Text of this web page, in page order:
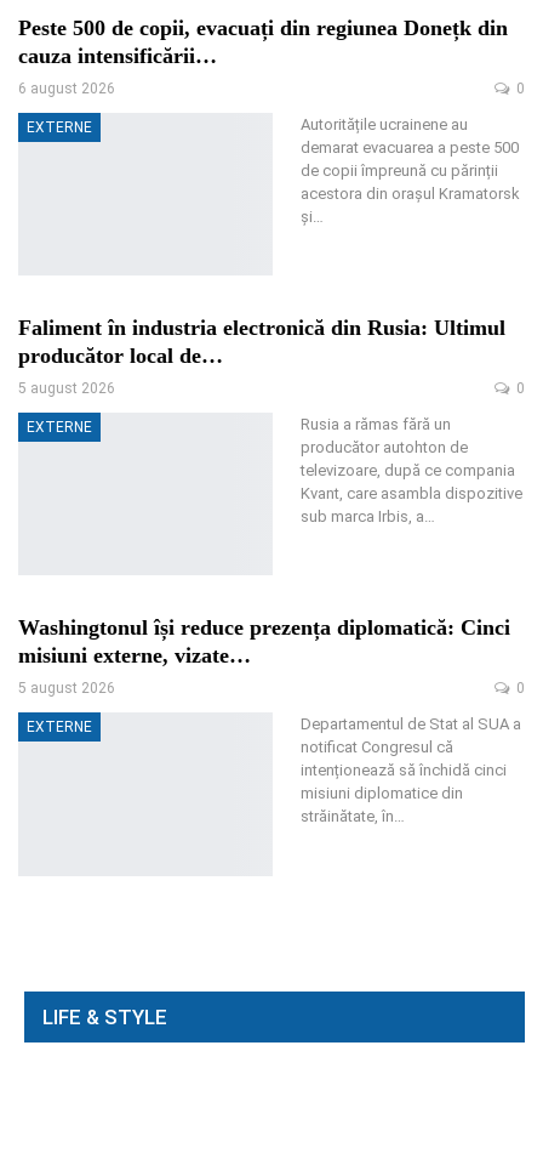
Peste 500 de copii, evacuați din regiunea Donețk din
cauza intensificării…
6 august 2026 0
EXTERNE
Autoritățile ucrainene au
demarat evacuarea a peste 500
de copii împreună cu părinții
acestora din orașul Kramatorsk
și
Faliment în industria electronică din Rusia: Ultimul
producător local de…
5 august 2026 0
EXTERNE
Rusia a rămas fără un
producător autohton de
televizoare, după ce compania
Kvant, care asambla dispozitive
sub marca Irbis, a…
Washingtonul își reduce prezența diplomatică: Cinci
misiuni externe, vizate…
5 august 2026 0
EXTERNE
Departamentul de Stat al SUA a
notificat Congresul că
intenționează să închidă cinci
misiuni diplomatice din
străinătate, în…
LIFE & STYLE